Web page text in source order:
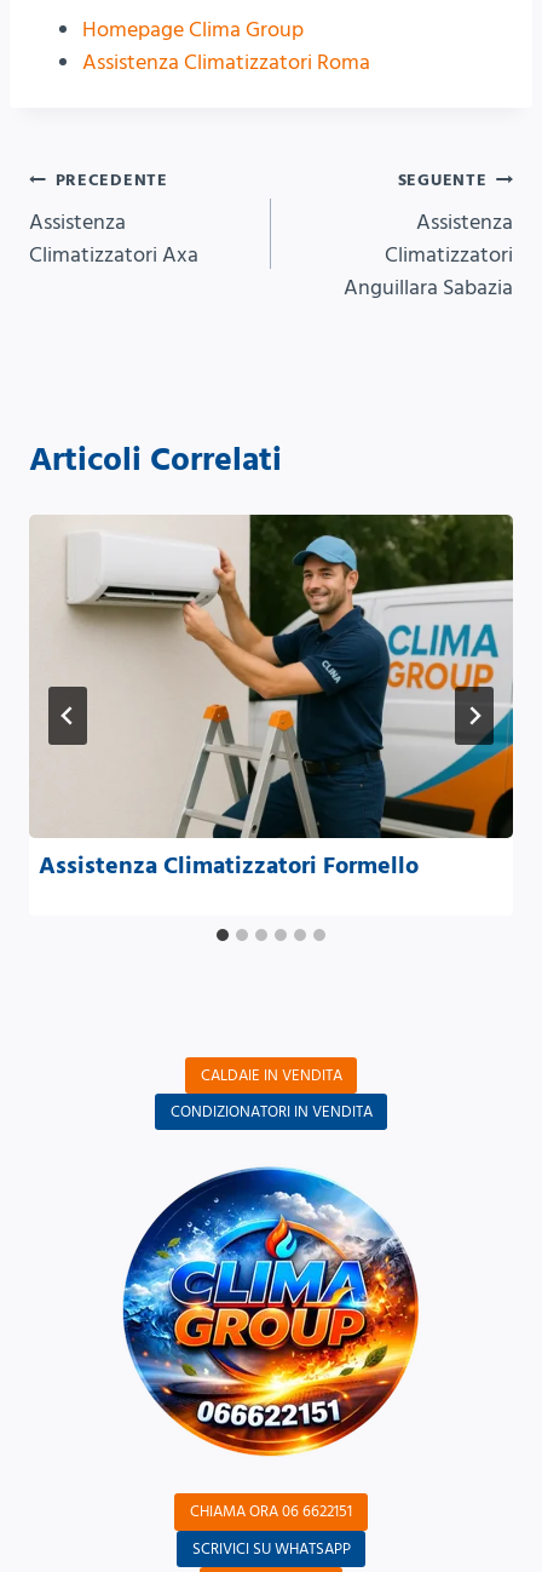
Homepage Clima Group
Assistenza Climatizzatori Roma
Navigazione
articoli
PRECEDENTE
Assistenza
Climatizzatori Axa
SEGUENTE
Assistenza
Climatizzatori
Anguillara Sabazia
Articoli Correlati
Assistenza Climatizzatori Formello
CALDAIE IN VENDITA
CONDIZIONATORI IN VENDITA
CHIAMA ORA 06 6622151
SCRIVICI SU WHATSAPP